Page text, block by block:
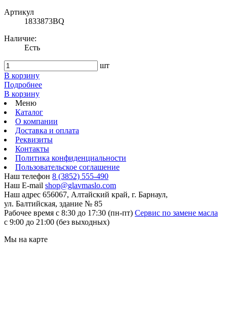
Артикул
1833873BQ
Наличие:
Есть
шт
В корзину
Подробнее
В корзину
Меню
Каталог
О компании
Доставка и оплата
Реквизиты
Контакты
Политика конфиденциальности
Пользовательское соглашение
Наш телефон 8 (3852) 555-490
Наш E-mail shop@glavmaslo.com
Наш адрес 656067, Алтайский край, г. Барнаул,
ул. Балтийская, здание № 85
Рабочее время с 8:30 до 17:30 (пн-пт) Сервис по замене масла
с 9:00 до 21:00 (без выходных)
Мы на карте